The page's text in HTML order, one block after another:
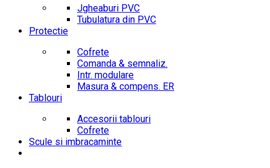
Jgheaburi PVC
Tubulatura din PVC
Protectie
Cofrete
Comanda & semnaliz.
Intr. modulare
Masura & compens. ER
Tablouri
Accesorii tablouri
Cofrete
Scule si imbracaminte